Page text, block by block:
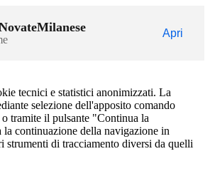
Apri
tecnici e statistici anonimizzati. La
selezione dell'apposito comando
tramite il pulsante "Continua la
continuazione della navigazione in
strumenti di tracciamento diversi da quelli